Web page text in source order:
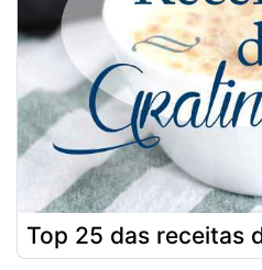
Top 25 das receitas